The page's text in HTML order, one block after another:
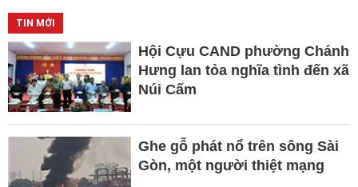
TIN MỚI
Hội Cựu CAND phường Chánh
Hưng lan tỏa nghĩa tình đến xã
Núi Cấm
Ghe gỗ phát nổ trên sông Sài
Gòn, một người thiệt mạng